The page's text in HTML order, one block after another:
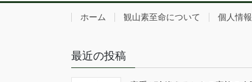
ホーム 観山素至命について 個人情
最近の投稿